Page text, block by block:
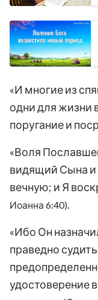
«И многие из
одни для жизни
поругание и
«Воля
видящий Сына
вечную; и Я
Иоанна 6:40).
«Ибо Он
праведно
удостоверение